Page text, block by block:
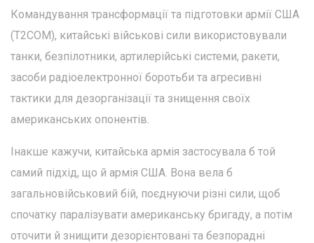
Командування трансформації та підготовки армії США
(T2COM), китайські військові сили використовували
танки, безпілотники, артилерійські системи, ракети,
засоби радіоелектронної боротьби та агресивні
тактики для дезорганізації та знищення своїх
американських опонентів.
Інакше кажучи, китайська армія застосувала б той
самий підхід, що й армія США. Вона вела б
загальновійськовий бій, поєднуючи різні сили, щоб
спочатку паралізувати американську бригаду, а потім
оточити й знищити дезорієнтовані та безпорадні